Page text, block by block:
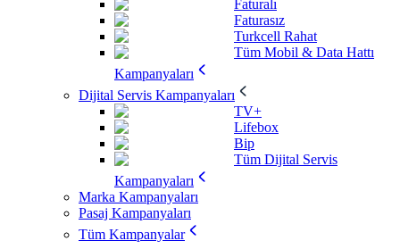
Faturalı
Faturasız
Turkcell Rahat
Tüm Mobil & Data Hattı
Kampanyaları
Dijital Servis Kampanyaları
TV+
Lifebox
Bip
Tüm Dijital Servis
Kampanyaları
Marka Kampanyaları
Pasaj Kampanyaları
Tüm Kampanyalar